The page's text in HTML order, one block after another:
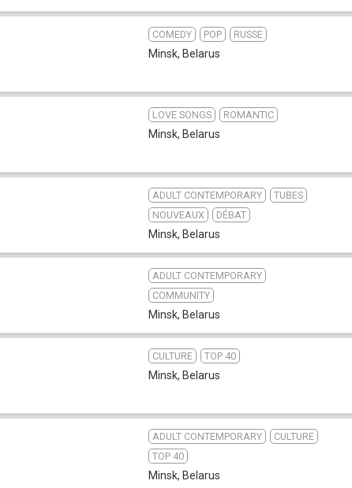
COMEDY POP RUSSE
Minsk, Belarus
LOVE SONGS ROMANTIC
Minsk, Belarus
ADULT CONTEMPORARY
TUBES
NOUVEAUX
DÉBAT
Minsk, Belarus
ADULT CONTEMPORARY
COMMUNITY
Minsk, Belarus
CULTURE TOP 40
Minsk, Belarus
ADULT CONTEMPORARY
CULTURE
TOP 40
Minsk, Belarus